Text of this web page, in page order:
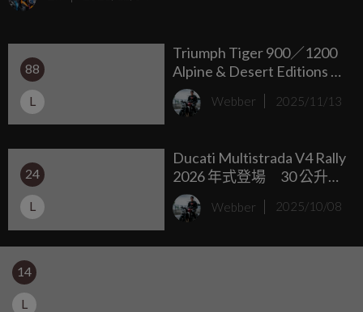
說就是官方幫你把該改的都改好了，直接奉上「大全配」套
車主來說，這絕對是個香到不行的選擇。
88
L
Triumph Tiger 900／1200
Alpine & Desert Editions 雪
線之上、沙丘之下，雙界
王者特仕版本登場
Webber 2025/11/13
24
L
Ducati Multistrada V4 Rally
2026 年式登場 30 公升油
箱＋主動懸吊，地表最強
旅跑進化！
Webber 2025/10/08
14
L